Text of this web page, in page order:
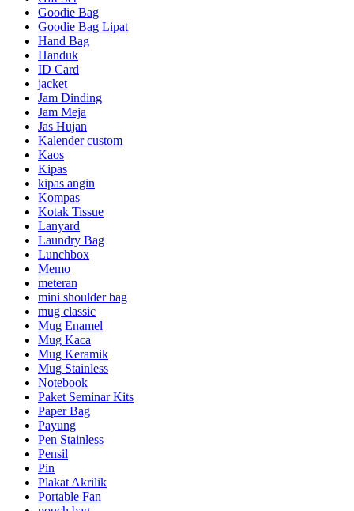
Goodie Bag
Goodie Bag Lipat
Hand Bag
Handuk
ID Card
jacket
Jam Dinding
Jam Meja
Jas Hujan
Kalender custom
Kaos
Kipas
kipas angin
Kompas
Kotak Tissue
Lanyard
Laundry Bag
Lunchbox
Memo
meteran
mini shoulder bag
mug classic
Mug Enamel
Mug Kaca
Mug Keramik
Mug Stainless
Notebook
Paket Seminar Kits
Paper Bag
Payung
Pen Stainless
Pensil
Pin
Plakat Akrilik
Portable Fan